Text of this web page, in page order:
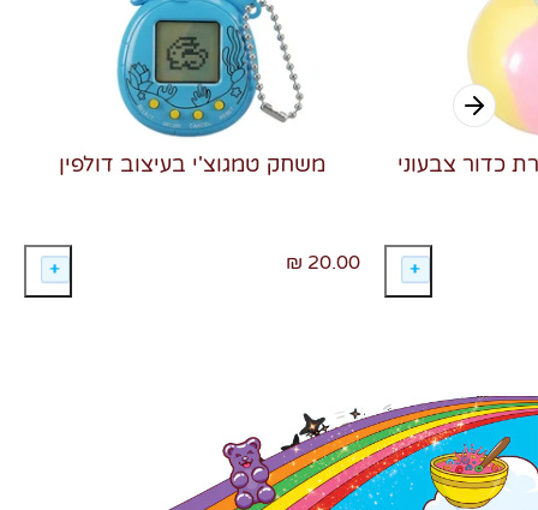
משחק טמגוצ'י בעיצוב דולפין
20.00 ₪
כדור צבעוני